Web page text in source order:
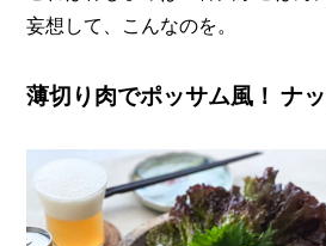
妄想して、こんなのを。
薄切り肉でポッサム風！ ナ